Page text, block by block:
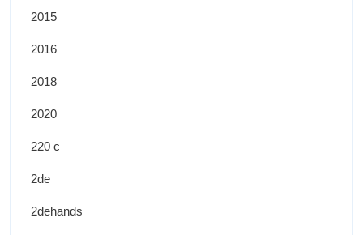
2015
2016
2018
2020
220 c
2de
2dehands